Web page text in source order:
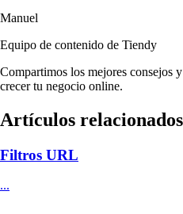
Manuel
Equipo de contenido de Tiendy
Compartimos los mejores consejos
crecer tu negocio online.
Artículos relacionados
Filtros URL
...